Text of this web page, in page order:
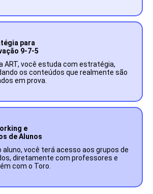
para
9-7-5
ART, você estuda com estratégia,
os conteúdos que realmente são
em prova.
e
de Alunos
aluno, você terá acesso aos grupos de
diretamente com professores e
com o Toro.